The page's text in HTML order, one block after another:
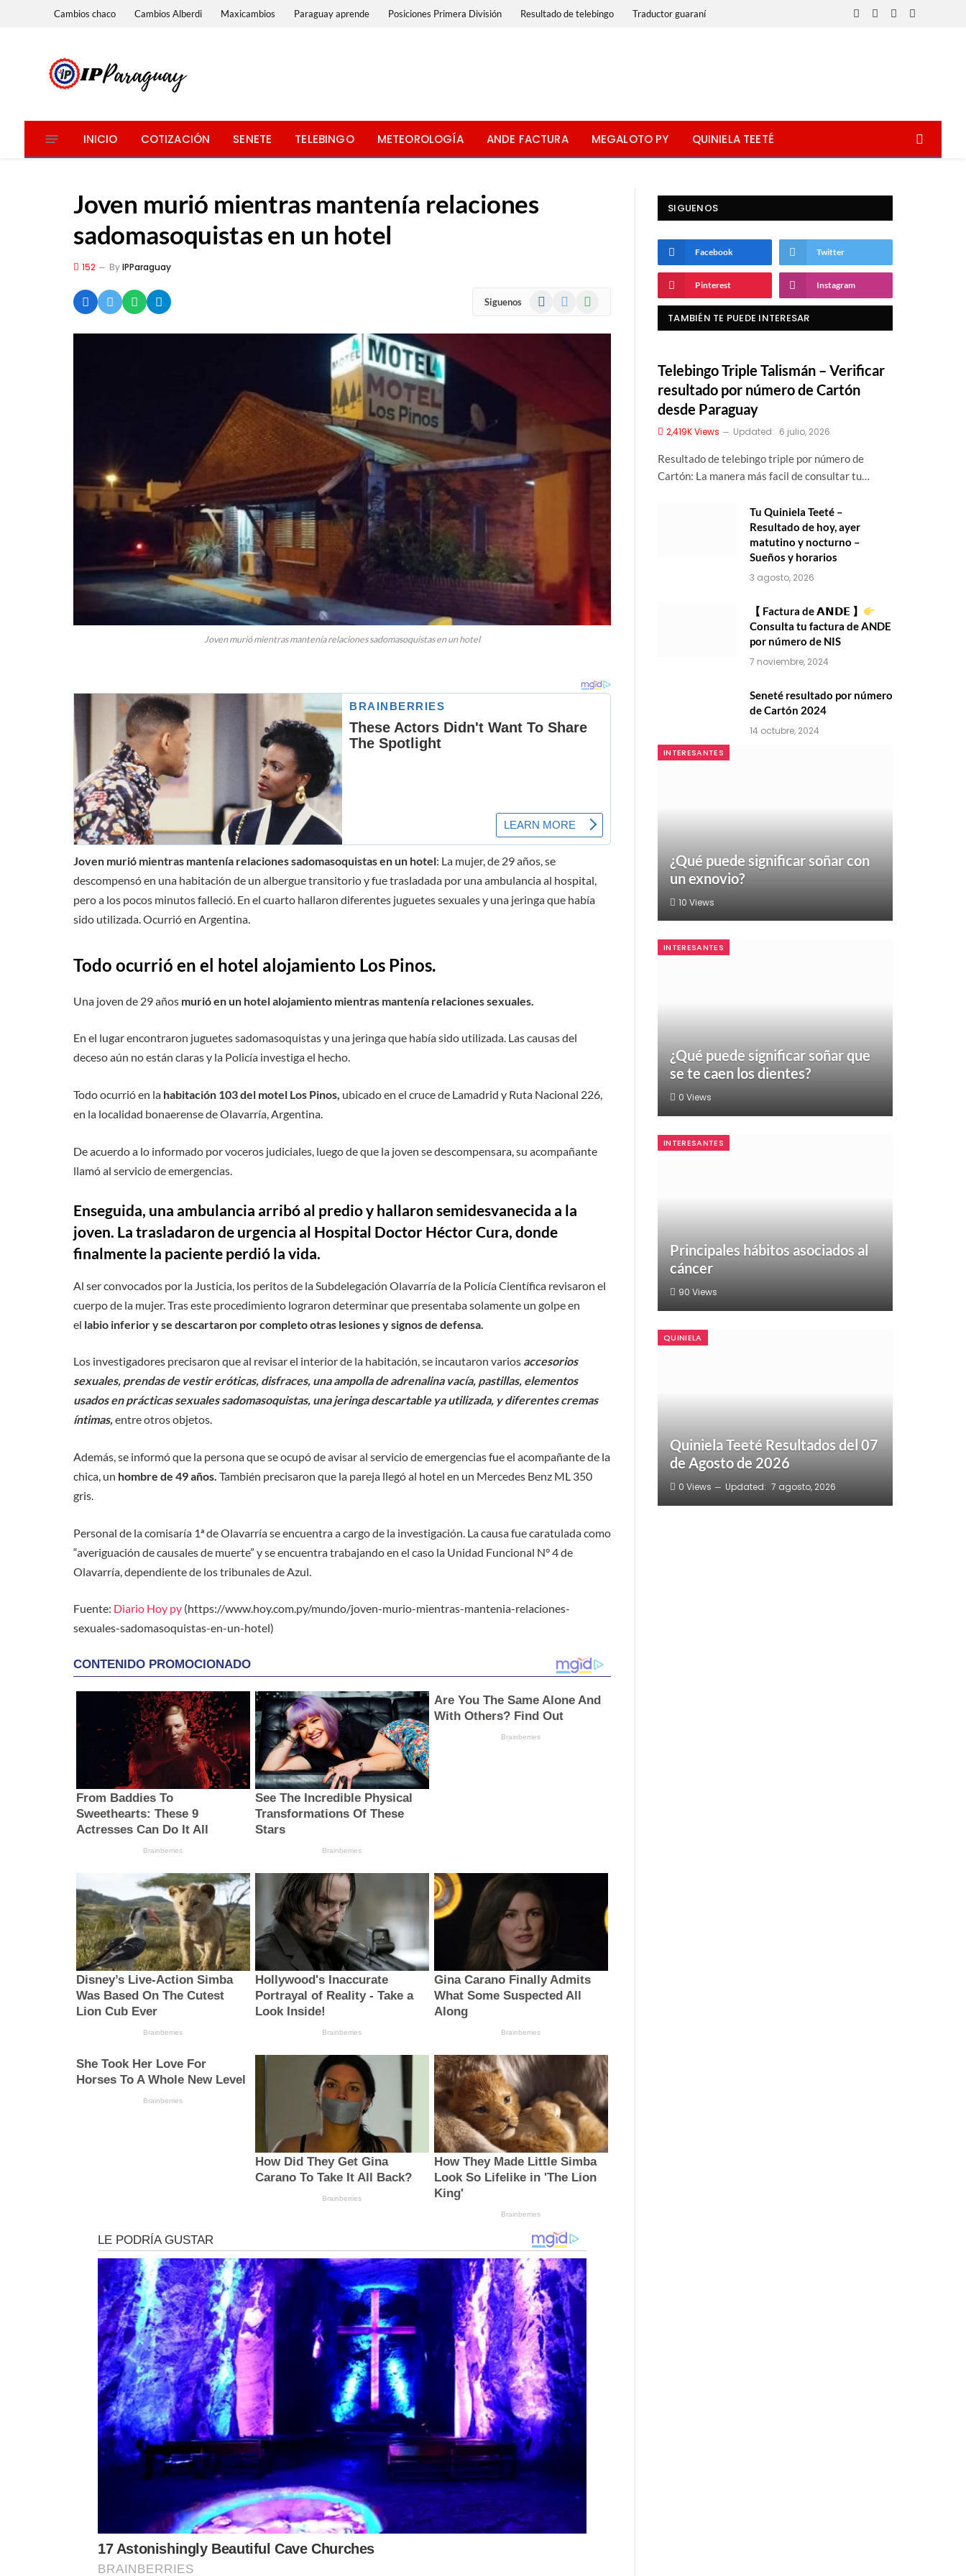
Cambios chaco Cambios Alberdi Maxicambios Paraguay aprende Posiciones Primera División Resultado de telebingo Traductor guaraní
Facebook
X
InstagramWhatsApp
INICIO COTIZACIÓN SENETE TELEBINGO METEOROLOGÍA ANDE FACTURA MEGALOTO PY QUINIELA TEETÉ
Joven murió mientras mantenía relaciones
sadomasoquistas en un hotel
152 ByIPParaguay
Siguenos Facebook WhatsApp
Joven murió mientras mantenía relaciones sadomasoquistas en un hotel
Joven murió mientras mantenía relaciones sadomasoquistas en un hotel: La mujer, de 29 años, se
descompensó en una habitación de un albergue transitorio y fue trasladada por una ambulancia al hospital,
pero a los pocos minutos falleció. En el cuarto hallaron diferentes juguetes sexuales y una jeringa que había
sido utilizada. Ocurrió en Argentina.
Todo ocurrió en el hotel alojamiento Los Pinos.
Una joven de 29 años murió en un hotel alojamiento mientras mantenía relaciones sexuales.
En el lugar encontraron juguetes sadomasoquistas y una jeringa que había sido utilizada. Las causas del
deceso aún no están claras y la Policía investiga el hecho.
Todo ocurrió en la habitación 103 del motel Los Pinos, ubicado en el cruce de Lamadrid y Ruta Nacional 226,
en la localidad bonaerense de Olavarría, Argentina.
De acuerdo a lo informado por voceros judiciales, luego de que la joven se descompensara, su acompañante
llamó al servicio de emergencias.
Enseguida, una ambulancia arribó al predio y hallaron semidesvanecida a la
joven. La trasladaron de urgencia al Hospital Doctor Héctor Cura, donde
finalmente la paciente perdió la vida.
Al ser convocados por la Justicia, los peritos de la Subdelegación Olavarría de la Policía Científica revisaron el
cuerpo de la mujer. Tras este procedimiento lograron determinar que presentaba solamente un golpe en
el labio inferior y se descartaron por completo otras lesiones y signos de defensa.
Los investigadores precisaron que al revisar el interior de la habitación, se incautaron varios accesorios
sexuales, prendas de vestir eróticas, disfraces, una ampolla de adrenalina vacía, pastillas, elementos
usados en prácticas sexuales sadomasoquistas, una jeringa descartable ya utilizada, y diferentes cremas
íntimas,entre otros objetos.
Además, se informó que la persona que se ocupó de avisar al servicio de emergencias fue el acompañante de la
chica, un hombre de 49 años. También precisaron que la pareja llegó al hotel en un Mercedes Benz ML 350
gris.
Personal de la comisaría 1ª de Olavarría se encuentra a cargo de la investigación. La causa fue caratulada como
“averiguación de causales de muerte” y se encuentra trabajando en el caso la Unidad Funcional N° 4 de
Olavarría, dependiente de los tribunales de Azul.
Fuente: Diario Hoy py (https://www.hoy.com.py/mundo/joven-murio-mientras-mantenia-relaciones-
sexuales-sadomasoquistas-en-un-hotel)
SIGUENOS
Facebook Twitter
Pinterest Instagram
TAMBIÉN TE PUEDE INTERESAR
Telebingo Triple Talismán – Verificar
resultado por número de Cartón
desde Paraguay
2,419KViews Updated: 6 julio, 2026
Resultado de telebingo triple por número de
Cartón: La manera más facil de consultar tu…
Tu Quiniela Teeté –
Resultado de hoy, ayer
matutino y nocturno –
Sueños y horarios
3 agosto, 2026
【 Factura de 𝗔𝗡𝗗𝗘 】
Consulta tu factura de ANDE
por número de NIS
7 noviembre, 2024
Seneté resultado por número
de Cartón 2024
14 octubre, 2024
INTERESANTES
¿Qué puede significar soñar con
un exnovio?
10 Views
INTERESANTES
¿Qué puede significar soñar que
se te caen los dientes?
0 Views
INTERESANTES
Principales hábitos asociados al
cáncer
90 Views
QUINIELA
Quiniela Teeté Resultados del 07
de Agosto de 2026
0 Views Updated: 7 agosto, 2026